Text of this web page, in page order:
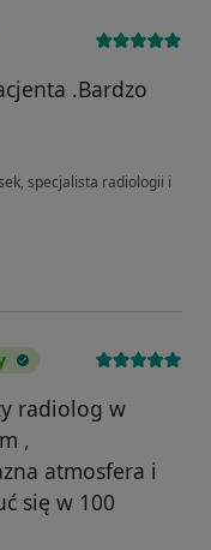
.Bardzo
specjalista radiologii i
radiolog w
,
atmosfera i
się w 100